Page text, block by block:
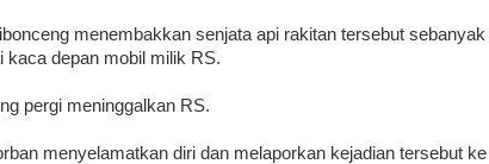
menembakkan senjata api rakitan tersebut sebanyak
kaca depan mobil milik RS.
pergi meninggalkan RS.
menyelamatkan diri dan melaporkan kejadian tersebut ke